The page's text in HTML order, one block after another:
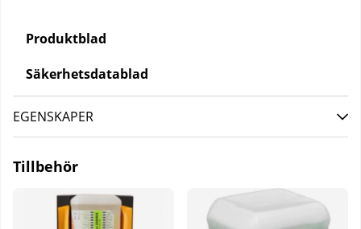
Produktblad
Säkerhetsdatablad
EGENSKAPER
Tillbehör